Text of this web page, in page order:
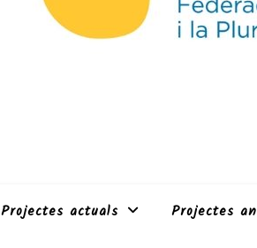
Projectes actuals Projectes